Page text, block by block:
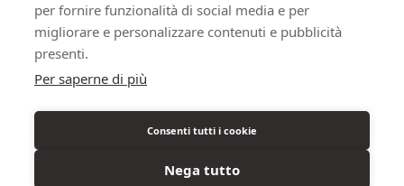
per fornire funzionalità di social media e per
migliorare e personalizzare contenuti e pubblicità
presenti.
Per saperne di più
Consenti tutti i cookie
Nega tutto
Dove siamo
F.A.Q.
Cookie Policy